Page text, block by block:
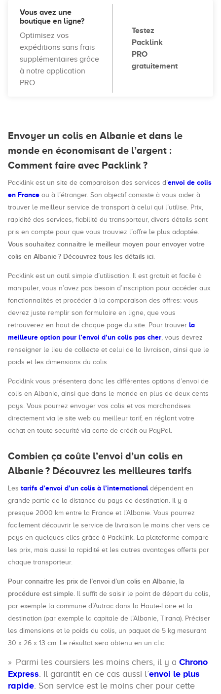
Vous avez une
boutique en ligne?
Optimisez vos
expéditions sans frais
supplémentaires grâce
à notre application
PRO
Testez
Packlink
PRO
gratuitement
Envoyer un colis en Albanie et dans le
monde en économisant de l’argent :
Comment faire avec Packlink ?
Packlink est un site de comparaison des services d’envoi de colis
en France ou à l’étranger. Son objectif consiste à vous aider à
trouver le meilleur service de transport à celui qui l’utilise. Prix,
rapidité des services, fiabilité du transporteur, divers détails sont
pris en compte pour que vous trouviez l’offre le plus adaptée.
Vous souhaitez connaitre le meilleur moyen pour envoyer votre
colis en Albanie ? Découvrez tous les détails ici.
Packlink est un outil simple d’utilisation. Il est gratuit et facile à
manipuler, vous n’avez pas besoin d’inscription pour accéder aux
fonctionnalités et procéder à la comparaison des offres: vous
devrez juste remplir son formulaire en ligne, que vous
retrouverez en haut de chaque page du site. Pour trouver la
meilleure option pour l’envoi d’un colis pas cher, vous devrez
renseigner le lieu de collecte et celui de la livraison, ainsi que le
poids et les dimensions du colis.
Packlink vous présentera donc les différentes options d’envoi de
colis en Albanie, ainsi que dans le monde en plus de deux cents
pays. Vous pourrez envoyer vos colis et vos marchandises
directement via le site web au meilleur tarif, en réglant votre
achat en toute securité via carte de crédit ou PayPal.
Combien ça coûte l’envoi d’un colis en
Albanie ? Découvrez les meilleures tarifs
Les tarifs d’envoi d’un colis à l’internationaldépendent en
grande partie de la distance du pays de destination. Il y a
presque 2000 km entre la France et l’Albanie. Vous pourrez
facilement découvrir le service de livraison le moins cher vers ce
pays en quelques clics grâce à Packlink. La plateforme compare
les prix, mais aussi la rapidité et les autres avantages offerts par
chaque transporteur.
Pour connaitre les prix de l’envoi d’un colis en Albanie, la
procédure est simple. Il suffit de saisir le point de départ du colis,
par exemple la commune d’Autrac dans la Haute-Loire et la
destination (par exemple la capitale de l’Albanie, Tirana). Préciser
les dimensions et le poids du colis, un paquet de 5 kg mesurant
30 x 26 x 13 cm. Le résultat sera obtenu en un clic.
Parmi les coursiers les moins chers, il y a Chrono
Express. Il garantit en ce cas aussi l’envoi le plus
rapide. Son service est le moins cher pour cette